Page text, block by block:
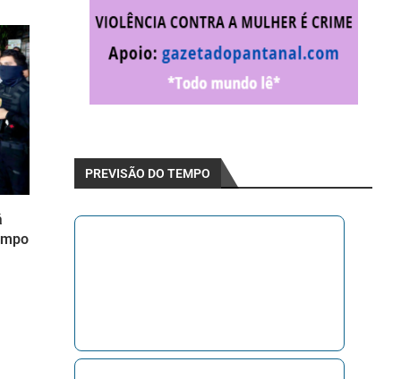
PREVISÃO DO TEMPO